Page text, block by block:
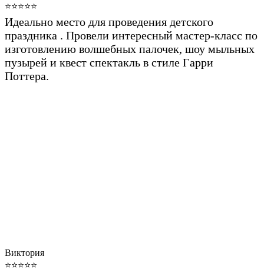
⭐⭐⭐⭐⭐
Идеально место для проведения детского
праздника . Провели интересный мастер-класс по
изготовлению волшебных палочек, шоу мыльных
пузырей и квест спектакль в стиле Гарри
Поттера.
Виктория
⭐⭐⭐⭐⭐